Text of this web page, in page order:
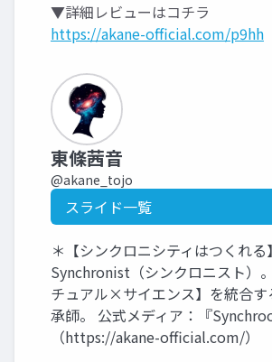
▼詳細レビューはコチラ
https://akane-official.com/p9hh
東條茜音
@akane_tojo
スライド一覧
＊【シンクロニシティはつくれる
Synchronist（シンクロニスト）
チュアル×サイエンス】を統合す
承師。 公式メディア：『
（https://akane-official.com/）